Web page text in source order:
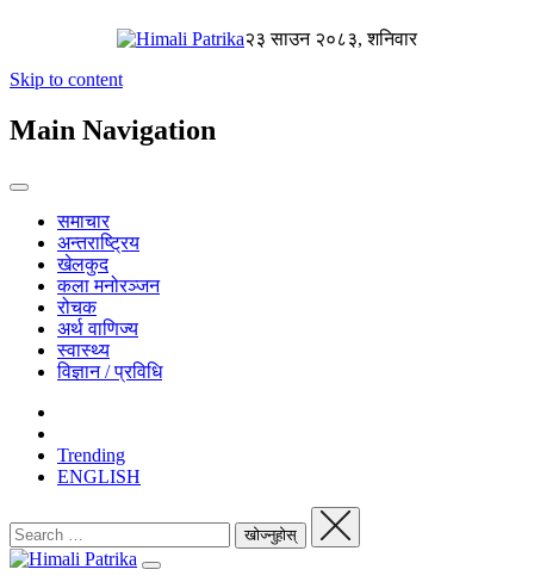
२३ साउन २०८३, शनिवार
Skip to content
Main Navigation
समाचार
अन्तराष्ट्रिय
खेलकुद
कला मनोरञ्जन
रोचक
अर्थ वाणिज्य
स्वास्थ्य
विज्ञान / प्रविधि
Trending
ENGLISH